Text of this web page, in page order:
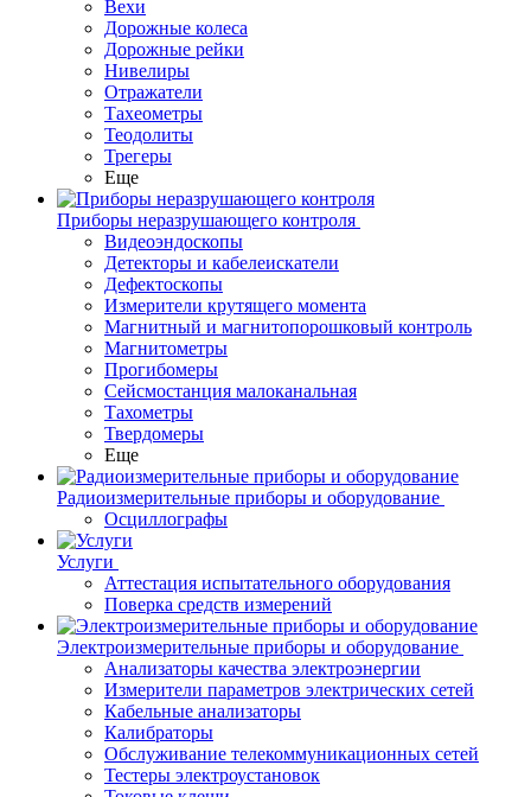
Вехи
Дорожные колеса
Дорожные рейки
Нивелиры
Отражатели
Тахеометры
Теодолиты
Трегеры
Еще
Приборы неразрушающего контроля
Видеоэндоскопы
Детекторы и кабелеискатели
Дефектоскопы
Измерители крутящего момента
Магнитный и магнитопорошковый контроль
Магнитометры
Прогибомеры
Сейсмостанция малоканальная
Тахометры
Твердомеры
Еще
Радиоизмерительные приборы и оборудование
Осциллографы
Услуги
Аттестация испытательного оборудования
Поверка средств измерений
Электроизмерительные приборы и оборудование
Анализаторы качества электроэнергии
Измерители параметров электрических сетей
Кабельные анализаторы
Калибраторы
Обслуживание телекоммуникационных сетей
Тестеры электроустановок